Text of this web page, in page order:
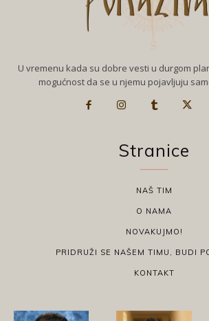
U vremenu kada su dobre vesti u durgom
mogućnost da se u njemu pojavljuju
Stranice
NAŠ TIM
O NAMA
NOVAKUJMO!
PRIDRUŽI SE NAŠEM TIMU, BUDI
KONTAKT